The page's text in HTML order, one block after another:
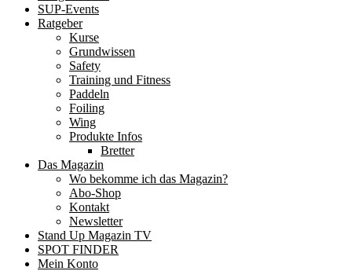
SUP-Events
Ratgeber
Kurse
Grundwissen
Safety
Training und Fitness
Paddeln
Foiling
Wing
Produkte Infos
Bretter
Das Magazin
Wo bekomme ich das Magazin?
Abo-Shop
Kontakt
Newsletter
Stand Up Magazin TV
SPOT FINDER
Mein Konto